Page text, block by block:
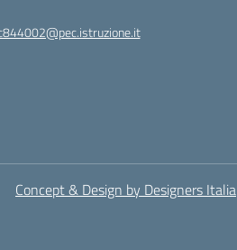
Concept & Design by Designers Italia